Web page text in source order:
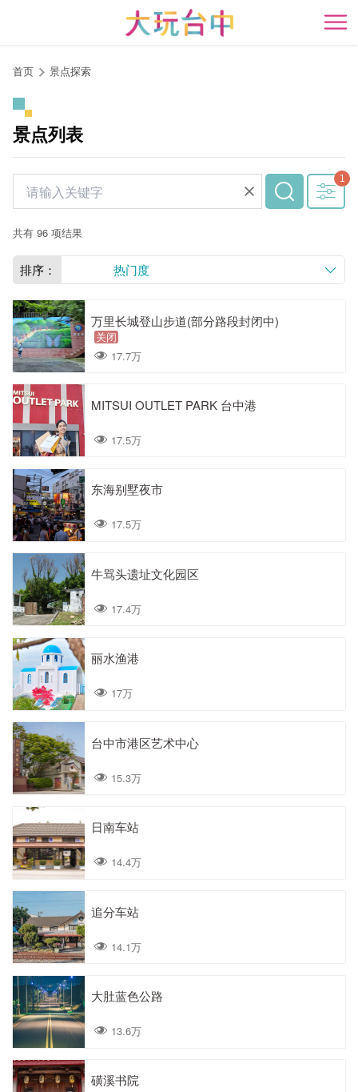
开
首页 景点探索
景点列表
共有 96 项结果
排序： 热门度
万里长城登山步道(部分路段封闭中)
关闭
17.7万
MITSUI OUTLET PARK 台中港
17.5万
东海别墅夜市
17.5万
牛骂头遗址文化园区
17.4万
丽水渔港
17万
台中市港区艺术中心
15.3万
日南车站
14.4万
追分车站
14.1万
大肚蓝色公路
13.6万
磺溪书院